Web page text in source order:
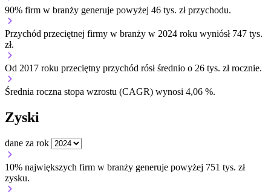
90% firm w branży generuje powyżej 46 tys. zł przychodu.
Przychód przeciętnej firmy w branży w 2024 roku wyniósł 747 tys.
zł.
Od 2017 roku przeciętny przychód rósł średnio o 26 tys. zł rocznie.
Średnia roczna stopa wzrostu (CAGR) wynosi 4,06 %.
Zyski
dane za rok
10% największych firm w branży generuje powyżej 751 tys. zł
zysku.